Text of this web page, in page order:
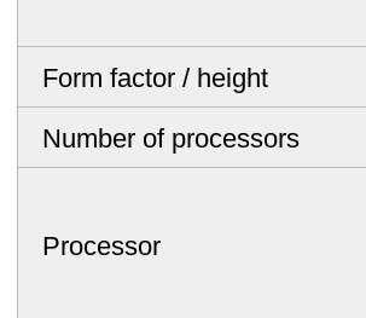
Form factor / height
Number of processors
Processor